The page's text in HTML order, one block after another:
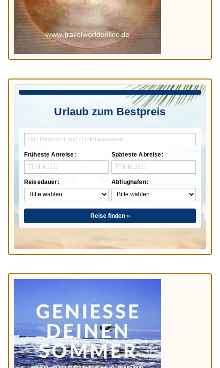
Urlaub zum Bestpreis
Früheste Anreise:
Reisedauer:
Späteste Abreise:
Abflughafen:
Reise finden »